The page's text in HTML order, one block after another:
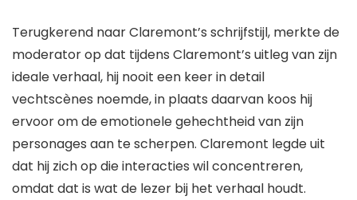
Terugkerend naar Claremont’s schrijfstijl, merkte de
moderator op dat tijdens Claremont’s uitleg van zijn
ideale verhaal, hij nooit een keer in detail
vechtscènes noemde, in plaats daarvan koos hij
ervoor om de emotionele gehechtheid van zijn
personages aan te scherpen. Claremont legde uit
dat hij zich op die interacties wil concentreren,
omdat dat is wat de lezer bij het verhaal houdt.